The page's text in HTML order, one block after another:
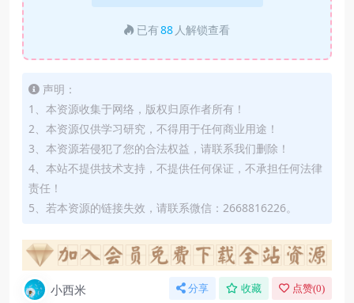
已有88 人解锁查看
声明：
1、本资源收集于网络，版权归原作者所有！
2、本资源仅供学习研究，不得用于任何商业用途！
3、本资源若侵犯了您的合法权益，请联系我们删除！
4、本站不提供技术支持，不提供任何保证，不承担任何法律
责任！
5、若本资源的链接失效，请联系微信：2668816226。
小西米 分享 收藏 点赞(0)